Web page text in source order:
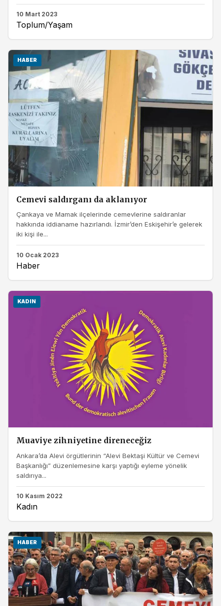
10 Mart 2023
Toplum/Yaşam
HABER
Cemevi saldırganı da aklanıyor
Çankaya ve Mamak ilçelerinde cemevlerine saldıranlar
hakkında iddianame hazırlandı. İzmir’den Eskişehir’e gelerek
iki kişi ile...
10 Ocak 2023
Haber
KADIN
Muaviye zihniyetine direneceğiz
Ankara’da Alevi örgütlerinin “Alevi Bektaşi Kültür ve Cemevi
Başkanlığı” düzenlemesine karşı yaptığı eyleme yönelik
saldırıya...
10 Kasım 2022
Kadın
HABER